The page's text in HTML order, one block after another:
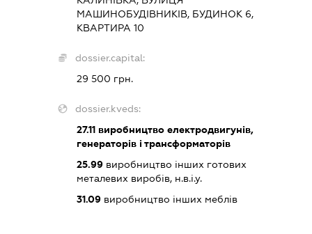
МАШИНОБУДІВНИКІВ, БУДИНОК 6,
КВАРТИРА 10
dossier.capital:
29 500 грн.
dossier.kveds:
27.11виробництво електродвигунів,
генераторів і трансформаторів
25.99виробництво інших готових
металевих виробів, н.в.і.у.
31.09виробництво інших меблів